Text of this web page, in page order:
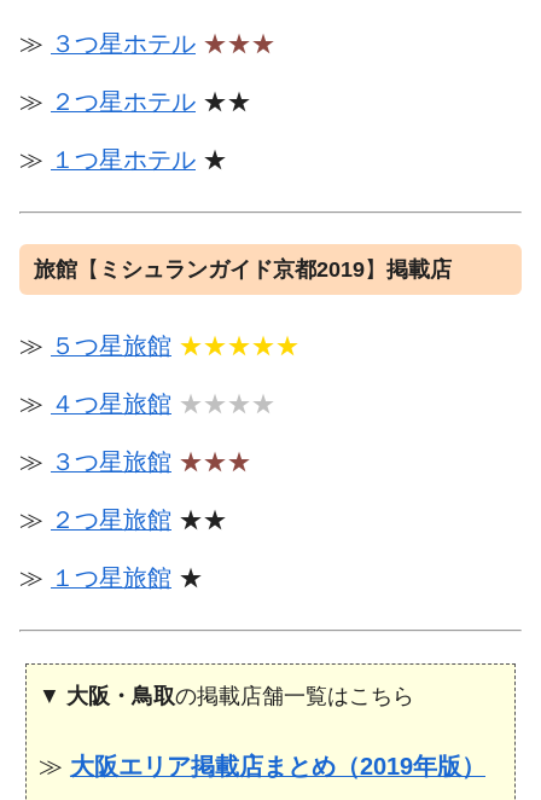
≫ ３つ星ホテル ★★★
≫ ２つ星ホテル ★★
≫ １つ星ホテル ★
旅館 【 ミシュランガイド京都2019】 掲載店
≫ ５つ星旅館 ★★★★★
≫ ４つ星旅館 ★★★★
≫ ３つ星旅館 ★★★
≫ ２つ星旅館 ★★
≫ １つ星旅館 ★
▼ 大阪・鳥取の掲載店舗一覧はこちら
≫ 大阪エリア掲載店まとめ（2019年版）